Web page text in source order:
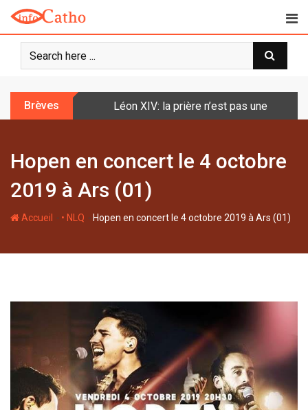
o
Brèves Léon XIV: la prière n’est pas une
Hopen en concert le 4 octobre
2019 à Ars (01)
Accueil - • NLQ - Hopen en concert le 4 octobre 2019 à Ars (01)